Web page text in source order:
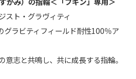
スト・グラヴィティ
グラビティフィールド耐性100％ア
意志と共鳴し、共に成長する指輪。